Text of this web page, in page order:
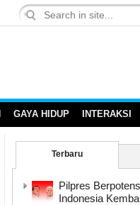
GAYA HIDUP INTERAKSI
Terbaru
Pilpres
Indonesia